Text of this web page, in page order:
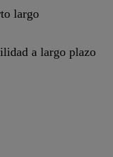
largo
a largo plazo